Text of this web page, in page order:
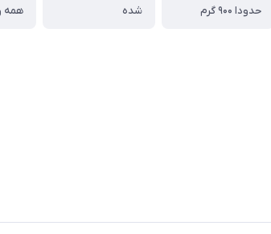
حدودا ۹۰۰ گرم
شده
همه